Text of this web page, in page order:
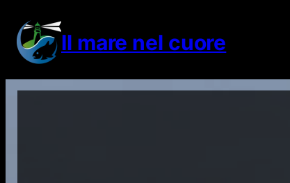
contenuto Il mare nel cuore